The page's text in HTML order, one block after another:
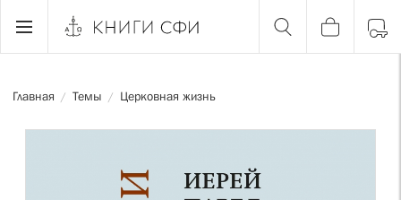
Главная / Темы / Церковная жизнь